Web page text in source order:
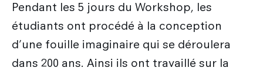
Pendant les 5 jours du Workshop, les
étudiants ont procédé à la conception
d’une fouille imaginaire qui se déroulera
dans 200 ans. Ainsi ils ont travaillé sur la